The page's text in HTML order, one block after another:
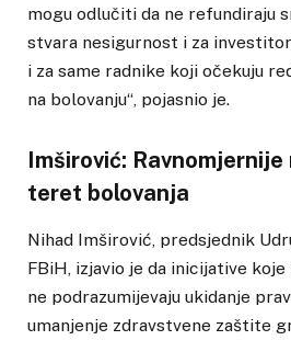
mogu odlučiti da ne refundiraju
stvara nesigurnost i za
i za same radnike koji očekuju
na bolovanju“, pojasnio je.
Imširović:
teret bolovanja
Nihad Imširović, predsjednik
FBiH, izjavio je da inicijative
ne podrazumijevaju ukidanje
umanjenje zdravstvene zaštite